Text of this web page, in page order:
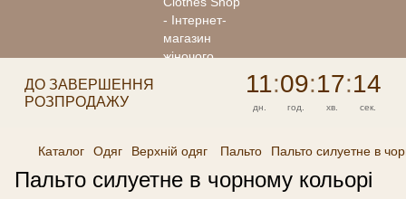
ДО ЗАВЕРШЕННЯ
РОЗПРОДАЖУ
11:09:17:14
дн. год. хв. сек.
Каталог Одяг Верхній одяг Пальто Пальто силуетне в
Пальто силуетне в чорному кольорі